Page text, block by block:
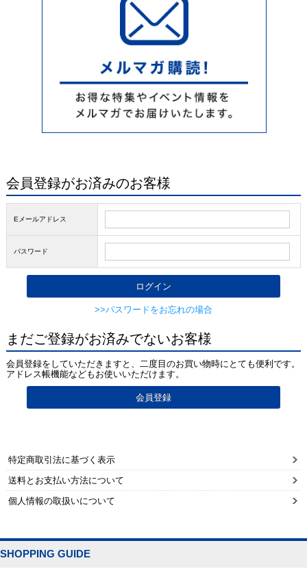
会員登録がお済みのお客様
Eメールアドレス
パスワード
>>パスワードをお忘れの場合
まだご登録がお済みでないお客様
会員登録をしていただきますと、二度目のお買い物時にとても便利です。
アドレス帳機能などもお使いいただけます。
特定商取引法に基づく表示
送料とお支払い方法について
個人情報の取扱いについて
SHOPPING GUIDE